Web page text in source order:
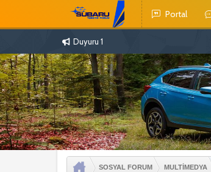
Portal
Duyuru 1
SOSYAL FORUM MULTİMEDYA